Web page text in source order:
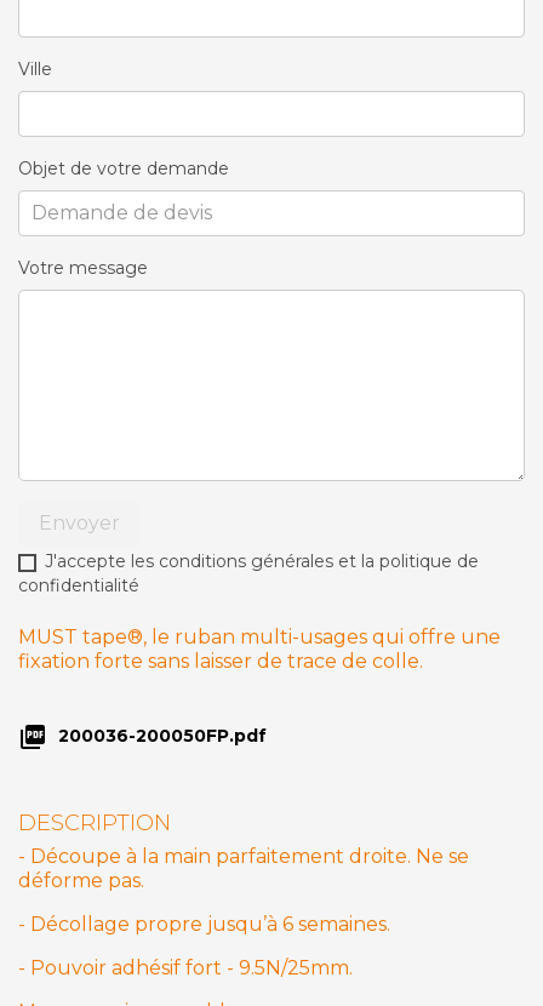
Ville
Objet de votre demande
Votre message
Envoyer
J'accepte les conditions générales et la politique de
confidentialité
MUST tape®, le ruban multi-usages qui offre une
fixation forte sans laisser de trace de colle.
 200036-200050FP.pdf
DESCRIPTION
- Découpe à la main parfaitement droite. Ne se
déforme pas.
- Décollage propre jusqu’à 6 semaines.
- Pouvoir adhésif fort - 9.5N/25mm.